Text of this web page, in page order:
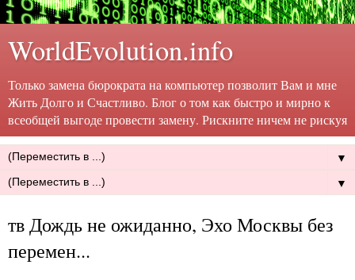
WorldEvolution.info
Только замена бюрократа на компьютер позволит Вам и мне
Жить Долго и Счастливо. Блог о том как быстро и мирно к
всеобщей выгоде провести замену. Рискните ничем не рискуя
▼
▼
тв Дождь не ожиданно, Эхо Москвы без
перемен...